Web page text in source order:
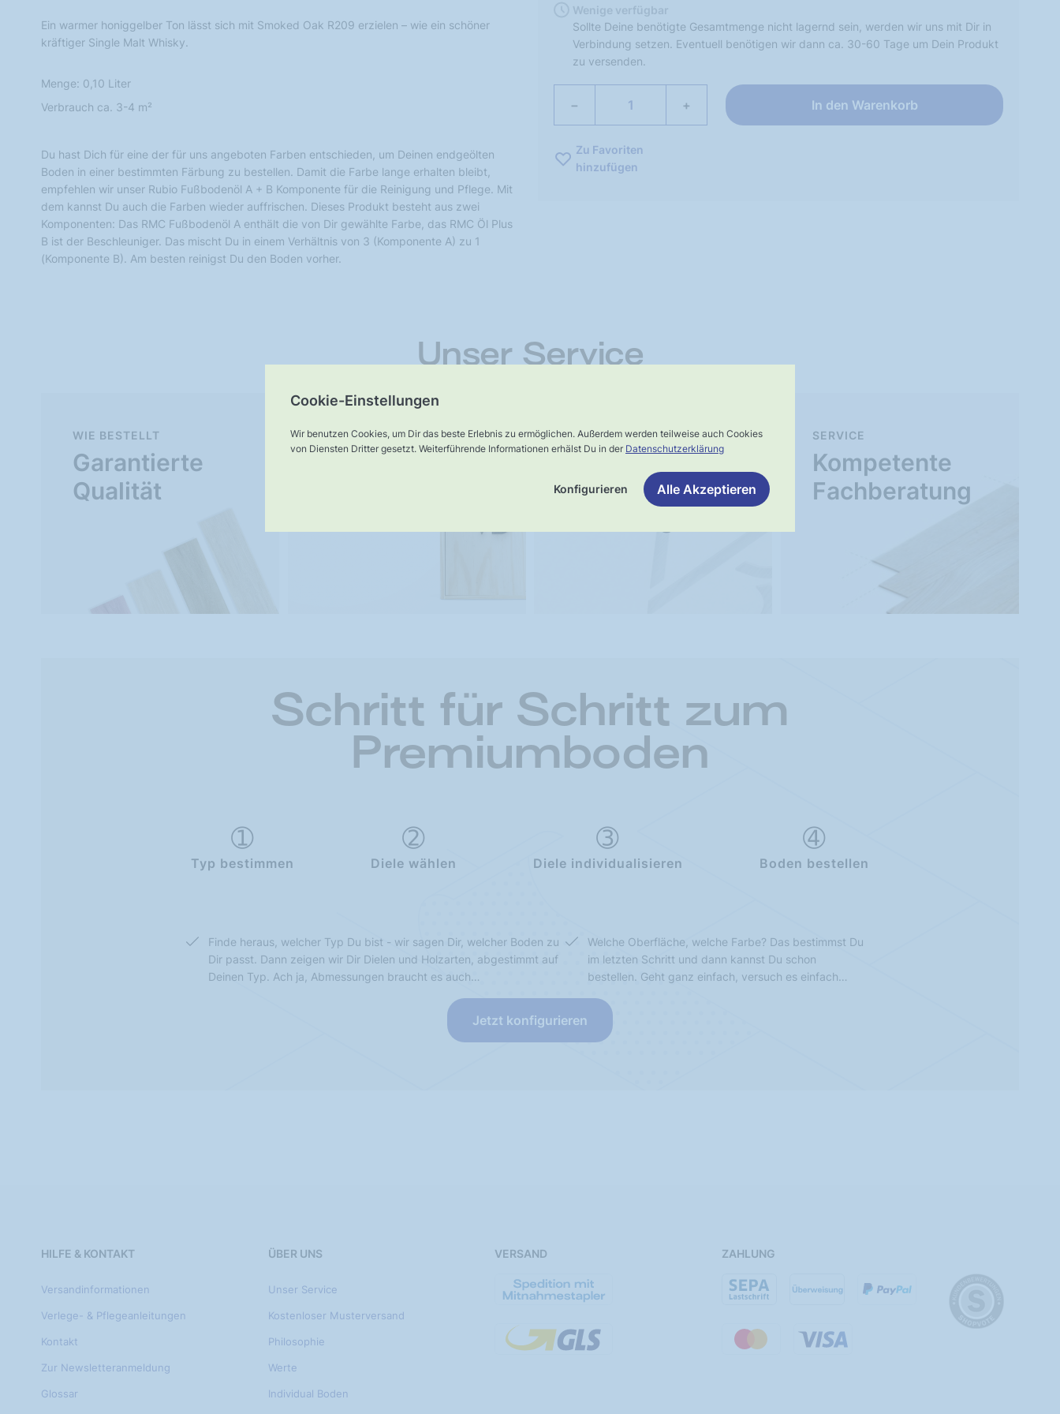
Cookie-Einstellungen
Wir benutzen Cookies, um Dir das beste Erlebnis zu ermöglichen. Außerdem werden teilweise auch Cookies
von Diensten Dritter gesetzt. Weiterführende Informationen erhälst Du in der Datenschutzerklärung
Konfigurieren Alle Akzeptieren
Wenige verfügbar
Sollte Deine benötigte Gesamtmenge nicht lagernd sein, werden wir uns mit Dir in
Verbindung setzen. Eventuell benötigen wir dann ca. 30-60 Tage um Dein Produkt
zu versenden.
− + In den Warenkorb
Zu Favoriten
hinzufügen
Ein warmer honiggelber Ton lässt sich mit Smoked Oak R209 erzielen – wie ein schöner
kräftiger Single Malt Whisky.
Menge: 0,10 Liter
Verbrauch ca. 3-4 m²
Du hast Dich für eine der für uns angeboten Farben entschieden, um Deinen endgeölten
Boden in einer bestimmten Färbung zu bestellen. Damit die Farbe lange erhalten bleibt,
empfehlen wir unser Rubio Fußbodenöl A + B Komponente für die Reinigung und Pflege. Mit
dem kannst Du auch die Farben wieder auffrischen. Dieses Produkt besteht aus zwei
Komponenten: Das RMC Fußbodenöl A enthält die von Dir gewählte Farbe, das RMC Öl Plus
B ist der Beschleuniger. Das mischt Du in einem Verhältnis von 3 (Komponente A) zu 1
(Komponente B). Am besten reinigst Du den Boden vorher.
Unser Service
Garantierte
Qualität
WIE BESTELLT
Muster-
Schnelle,
verlässliche
UNSER VERSPRECHEN
Kompetente
Fachberatung
SERVICE
Schritt für Schritt zum
Premiumboden
Typ bestimmen Diele wählen Diele individualisieren Boden bestellen
Finde heraus, welcher Typ Du bist - wir sagen Dir, welcher Boden zu
Dir passt. Dann zeigen wir Dir Dielen und Holzarten, abgestimmt auf
Deinen Typ. Ach ja, Abmessungen braucht es auch…
Welche Oberfläche, welche Farbe? Das bestimmst Du
im letzten Schritt und dann kannst Du schon
bestellen. Geht ganz einfach, versuch es einfach…
Jetzt konfigurieren
HILFE & KONTAKT
Versandinformationen
Verlege- & Pflegeanleitungen
Kontakt
Zur Newsletteranmeldung
Glossar
ÜBER UNS
Unser Service
Kostenloser Musterversand
Philosophie
Werte
Individual Boden
VERSAND ZAHLUNG